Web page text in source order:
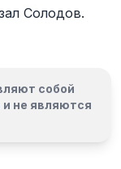
Солодов.
собой
и не являются